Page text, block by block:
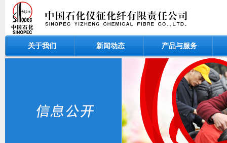
关于我们 新闻动态 产品与服务